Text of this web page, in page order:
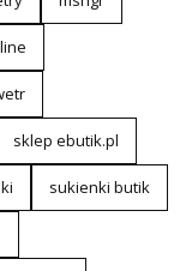
sklep ebutik.pl
sukienki butik